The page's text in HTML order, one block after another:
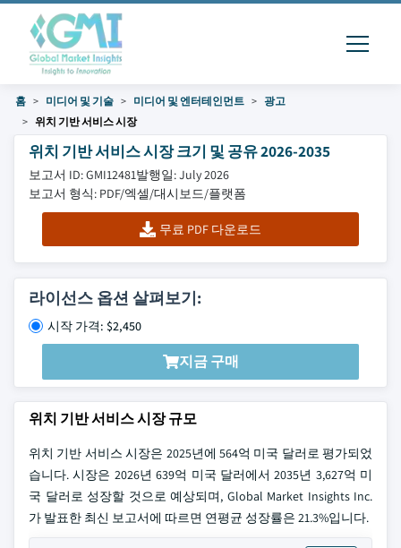
홈 미디어 및 기술 미디어 및 엔터테인먼트
광고
위치 기반 서비스 시장
위치 기반 서비스 시장 크기 및 공유 2026-2035
보고서 ID: GMI12481발행일: July 2026
보고서 형식: PDF/엑셀/대시보드/플랫폼
무료 PDF 다운로드
라이선스 옵션 살펴보기:
시작 가격: $2,450
지금 구매
위치 기반 서비스 시장 규모
위치 기반 서비스 시장은 2025년에 564억 미국 달러로 평가되었
습니다. 시장은 2026년 639억 미국 달러에서 2035년 3,627억 미
국 달러로 성장할 것으로 예상되며, Global Market Insights Inc.
가 발표한 최신 보고서에 따르면 연평균 성장률은 21.3%입니다.